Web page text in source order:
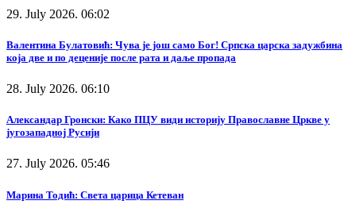
29. July 2026. 06:02
Валентина Булатовић: Чува је још само Бог! Српска царска задужбина
која две и по деценије после рата и даље пропада
28. July 2026. 06:10
Александар Гронски: Како ПЦУ види историју Православне Цркве у
југозападној Русији
27. July 2026. 05:46
Марина Тодић: Света царица Кетеван